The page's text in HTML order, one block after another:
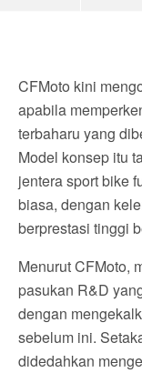
CFMoto kini
apabila
terbaharu yang
Model konsep itu
jentera sport bike
biasa, dengan
berprestasi tinggi
Menurut CFMoto,
pasukan R&D
dengan
sebelum ini.
didedahkan